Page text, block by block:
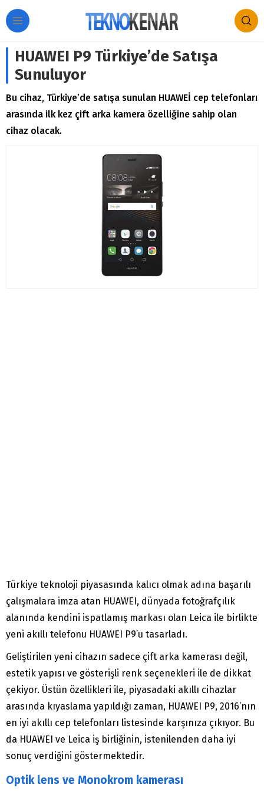
HUAWEI P9 Türkiye’de Satışa
Sunuluyor
Bu cihaz, Türkiye’de satışa sunulan HUAWEİ cep telefonları
arasında ilk kez çift arka kamera özelliğine sahip olan
cihaz olacak.
Türkiye teknoloji piyasasında kalıcı olmak adına başarılı
çalışmalara imza atan HUAWEI, dünyada fotoğrafçılık
alanında kendini ispatlamış markası olan Leica ile birlikte
yeni akıllı telefonu HUAWEI P9’u tasarladı.
Geliştirilen yeni cihazın sadece çift arka kamerası değil,
estetik yapısı ve gösterişli renk seçenekleri ile de dikkat
çekiyor. Üstün özellikleri ile, piyasadaki akıllı cihazlar
arasında kıyaslama yapıldığı zaman, HUAWEI P9, 2016’nın
en iyi akıllı cep telefonları listesinde karşınıza çıkıyor. Bu
da HUAWEI ve Leica iş birliğinin, istenilenden daha iyi
sonuç verdiğini göstermektedir.
Optik lens ve Monokrom kamerası